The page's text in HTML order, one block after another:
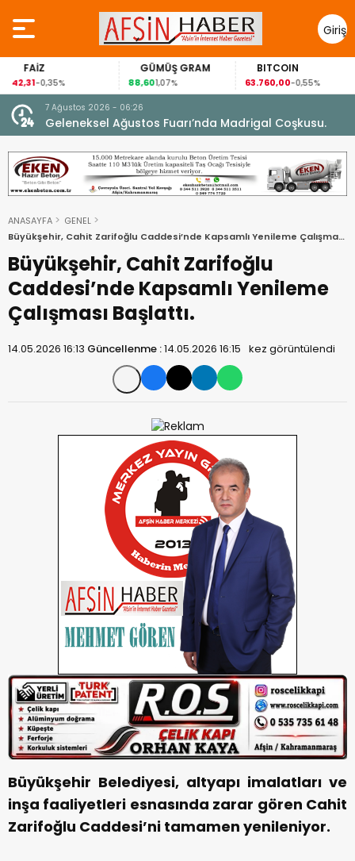
Giriş
Yap
FAİZ
42,31-0,35%
GÜMÜŞ GRAM
88,601,07%
BITCOIN
63.760,00-0,55%
7 Ağustos 2026 - 06:26
Geleneksel Ağustos Fuarı’nda Madrigal Coşkusu.
ANASAYFA
GENEL
Büyükşehir, Cahit Zarifoğlu Caddesi’nde Kapsamlı Yenileme Çalışması
Başlattı.
Büyükşehir, Cahit Zarifoğlu
Caddesi’nde Kapsamlı Yenileme
Çalışması Başlattı.
14.05.2026 16:13 Güncellenme :14.05.2026 16:15 kez görüntülendi
Büyükşehir Belediyesi, altyapı imalatları ve
inşa faaliyetleri esnasında zarar gören Cahit
Zarifoğlu Caddesi’ni tamamen yenileniyor.